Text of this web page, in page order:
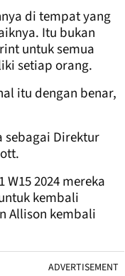
di tempat yang
Itu bukan
untuk semua
setiap orang.
itu dengan benar,
sebagai Direktur
2024 mereka
kembali
Allison kembali
ADVERTISEMENT